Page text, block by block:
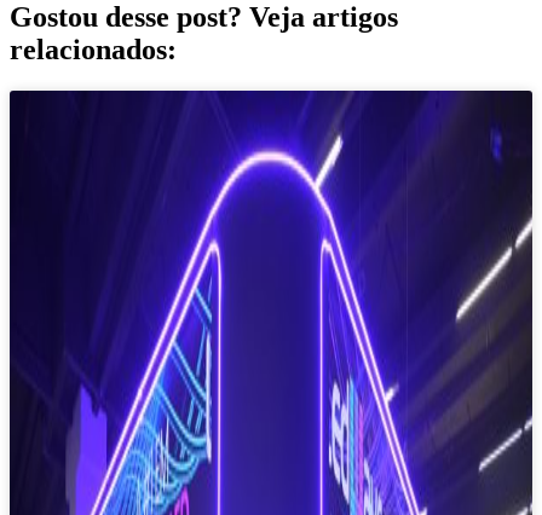
Gostou desse post? Veja artigos
relacionados: